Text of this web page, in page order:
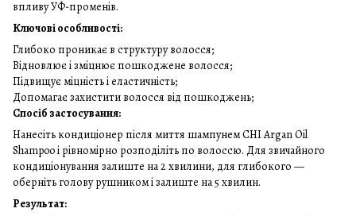
впливу УФ-променів.
Ключові особливості:
Глибоко проникає в структуру волосся;
Відновлює і зміцнює пошкоджене волосся;
Підвищує міцність і еластичність;
Допомагає захистити волосся від пошкоджень;
Спосіб застосування:
Нанесіть кондиціонер після миття шампунем CHI Argan Oil
Shampoo і рівномірно розподіліть по волоссю. Для звичайного
кондиціонування залиште на 2 хвилини, для глибокого —
оберніть голову рушником і залиште на 5 хвилин.
Результат: